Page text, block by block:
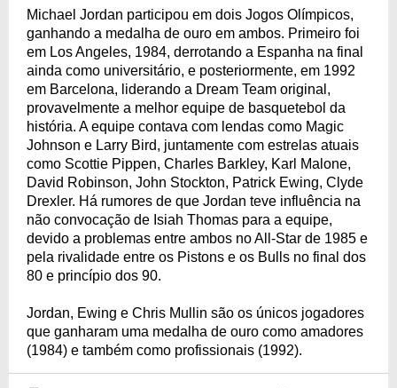
Michael Jordan participou em dois Jogos Olímpicos,
ganhando a medalha de ouro em ambos. Primeiro foi
em Los Angeles, 1984, derrotando a Espanha na final
ainda como universitário, e posteriormente, em 1992
em Barcelona, liderando a Dream Team original,
provavelmente a melhor equipe de basquetebol da
história. A equipe contava com lendas como Magic
Johnson e Larry Bird, juntamente com estrelas atuais
como Scottie Pippen, Charles Barkley, Karl Malone,
David Robinson, John Stockton, Patrick Ewing, Clyde
Drexler. Há rumores de que Jordan teve influência na
não convocação de Isiah Thomas para a equipe,
devido a problemas entre ambos no All-Star de 1985 e
pela rivalidade entre os Pistons e os Bulls no final dos
80 e princípio dos 90.
Jordan, Ewing e Chris Mullin são os únicos jogadores
que ganharam uma medalha de ouro como amadores
(1984) e também como profissionais (1992).